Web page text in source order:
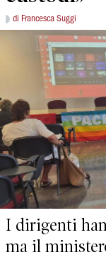
di Francesca Suggi
I dirigenti
ma il